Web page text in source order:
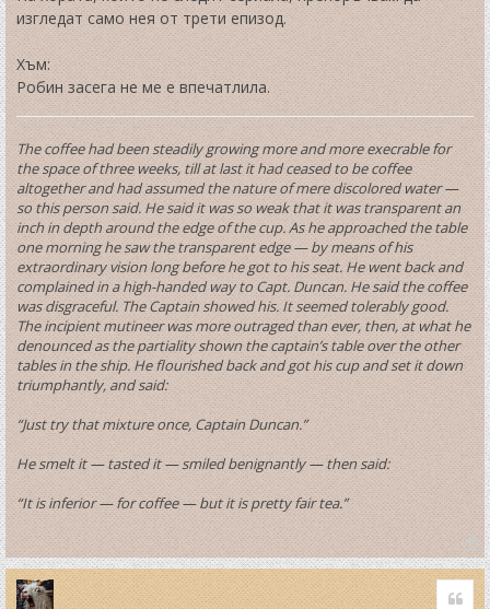
изгледат само нея от трети епизод.
Хъм:
Робин засега не ме е впечатлила.
The coffee had been steadily growing more and more execrable for
the space of three weeks, till at last it had ceased to be coffee
altogether and had assumed the nature of mere discolored water —
so this person said. He said it was so weak that it was transparent an
inch in depth around the edge of the cup. As he approached the table
one morning he saw the transparent edge — by means of his
extraordinary vision long before he got to his seat. He went back and
complained in a high-handed way to Capt. Duncan. He said the coffee
was disgraceful. The Captain showed his. It seemed tolerably good.
The incipient mutineer was more outraged than ever, then, at what he
denounced as the partiality shown the captain’s table over the other
tables in the ship. He flourished back and got his cup and set it down
triumphantly, and said:
“Just try that mixture once, Captain Duncan.”
He smelt it — tasted it — smiled benignantly — then said:
“It is inferior — for coffee — but it is pretty fair tea.”
T
o
p